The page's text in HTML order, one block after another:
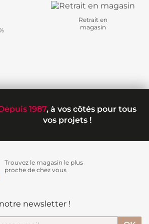
Retrait en
magasin
1987, à vos côtés pour tous
vos projets !
Trouvez le magasin le plus
proche de chez vous
newsletter !